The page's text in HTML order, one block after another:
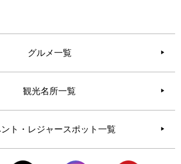
グルメ一覧
観光名所一覧
ト・レジャースポット一覧